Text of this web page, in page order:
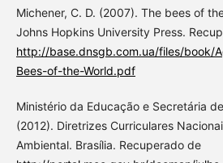
Michener, C. D. (2007). The bees of
Johns Hopkins University Press.
http://base.dnsgb.com.ua/files/book/
Bees-of-the-World.pdf
Ministério da Educação e Secretária
(2012). Diretrizes Curriculares
Ambiental. Brasília. Recuperado de